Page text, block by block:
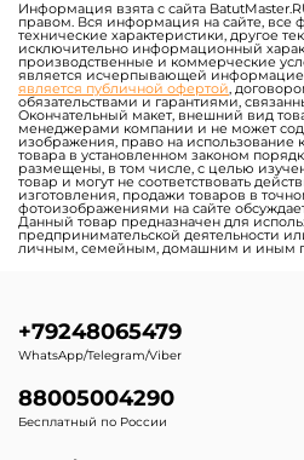
Информация взята с сайта
правом. Вся информация на сайте, все
технические характеристики, другое
исключительно информационный
производственные и коммерческие
является исчерпывающей
является публичной офертой,
обязательствами и гарантиями,
Окончательный макет, внешний вид
менеджерами компании и не может
изображения, право на использование
товара в установленном законом
размещены, в том числе, с целью
товар и могут не соответствовать
изготовления, продажи товаров в
фотоизображениями на сайте
Данный товар предназначен для
предпринимательской деятельности
личным, семейным, домашним и иным
+79248065479
WhatsApp/Telegram/Viber
88005004290
Бесплатный по России